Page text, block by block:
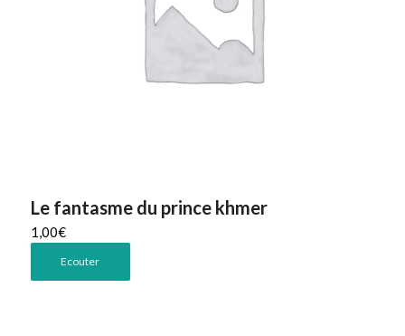
Le fantasme du prince khmer
1,00€
Ecouter